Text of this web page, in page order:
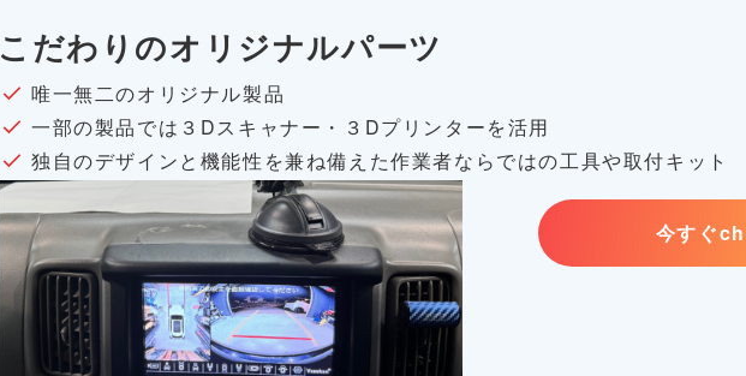
こだわりのオリジナルパーツ
唯一無二のオリジナル製品
一部の製品では３Dスキャナー・３Dプリンターを活用
独自のデザインと機能性を兼ね備えた作業者ならではの工具や取付キット
今すぐ